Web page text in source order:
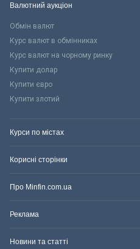
Валютний аукціон
Обмін валют
Курс валют в обмінниках
Курс валют на чорному ринку
Купити долар
Купити євро
Купити злотий
Курси по містах
Корисні сторінки
Про Minfin.com.ua
Реклама
Новини та статті